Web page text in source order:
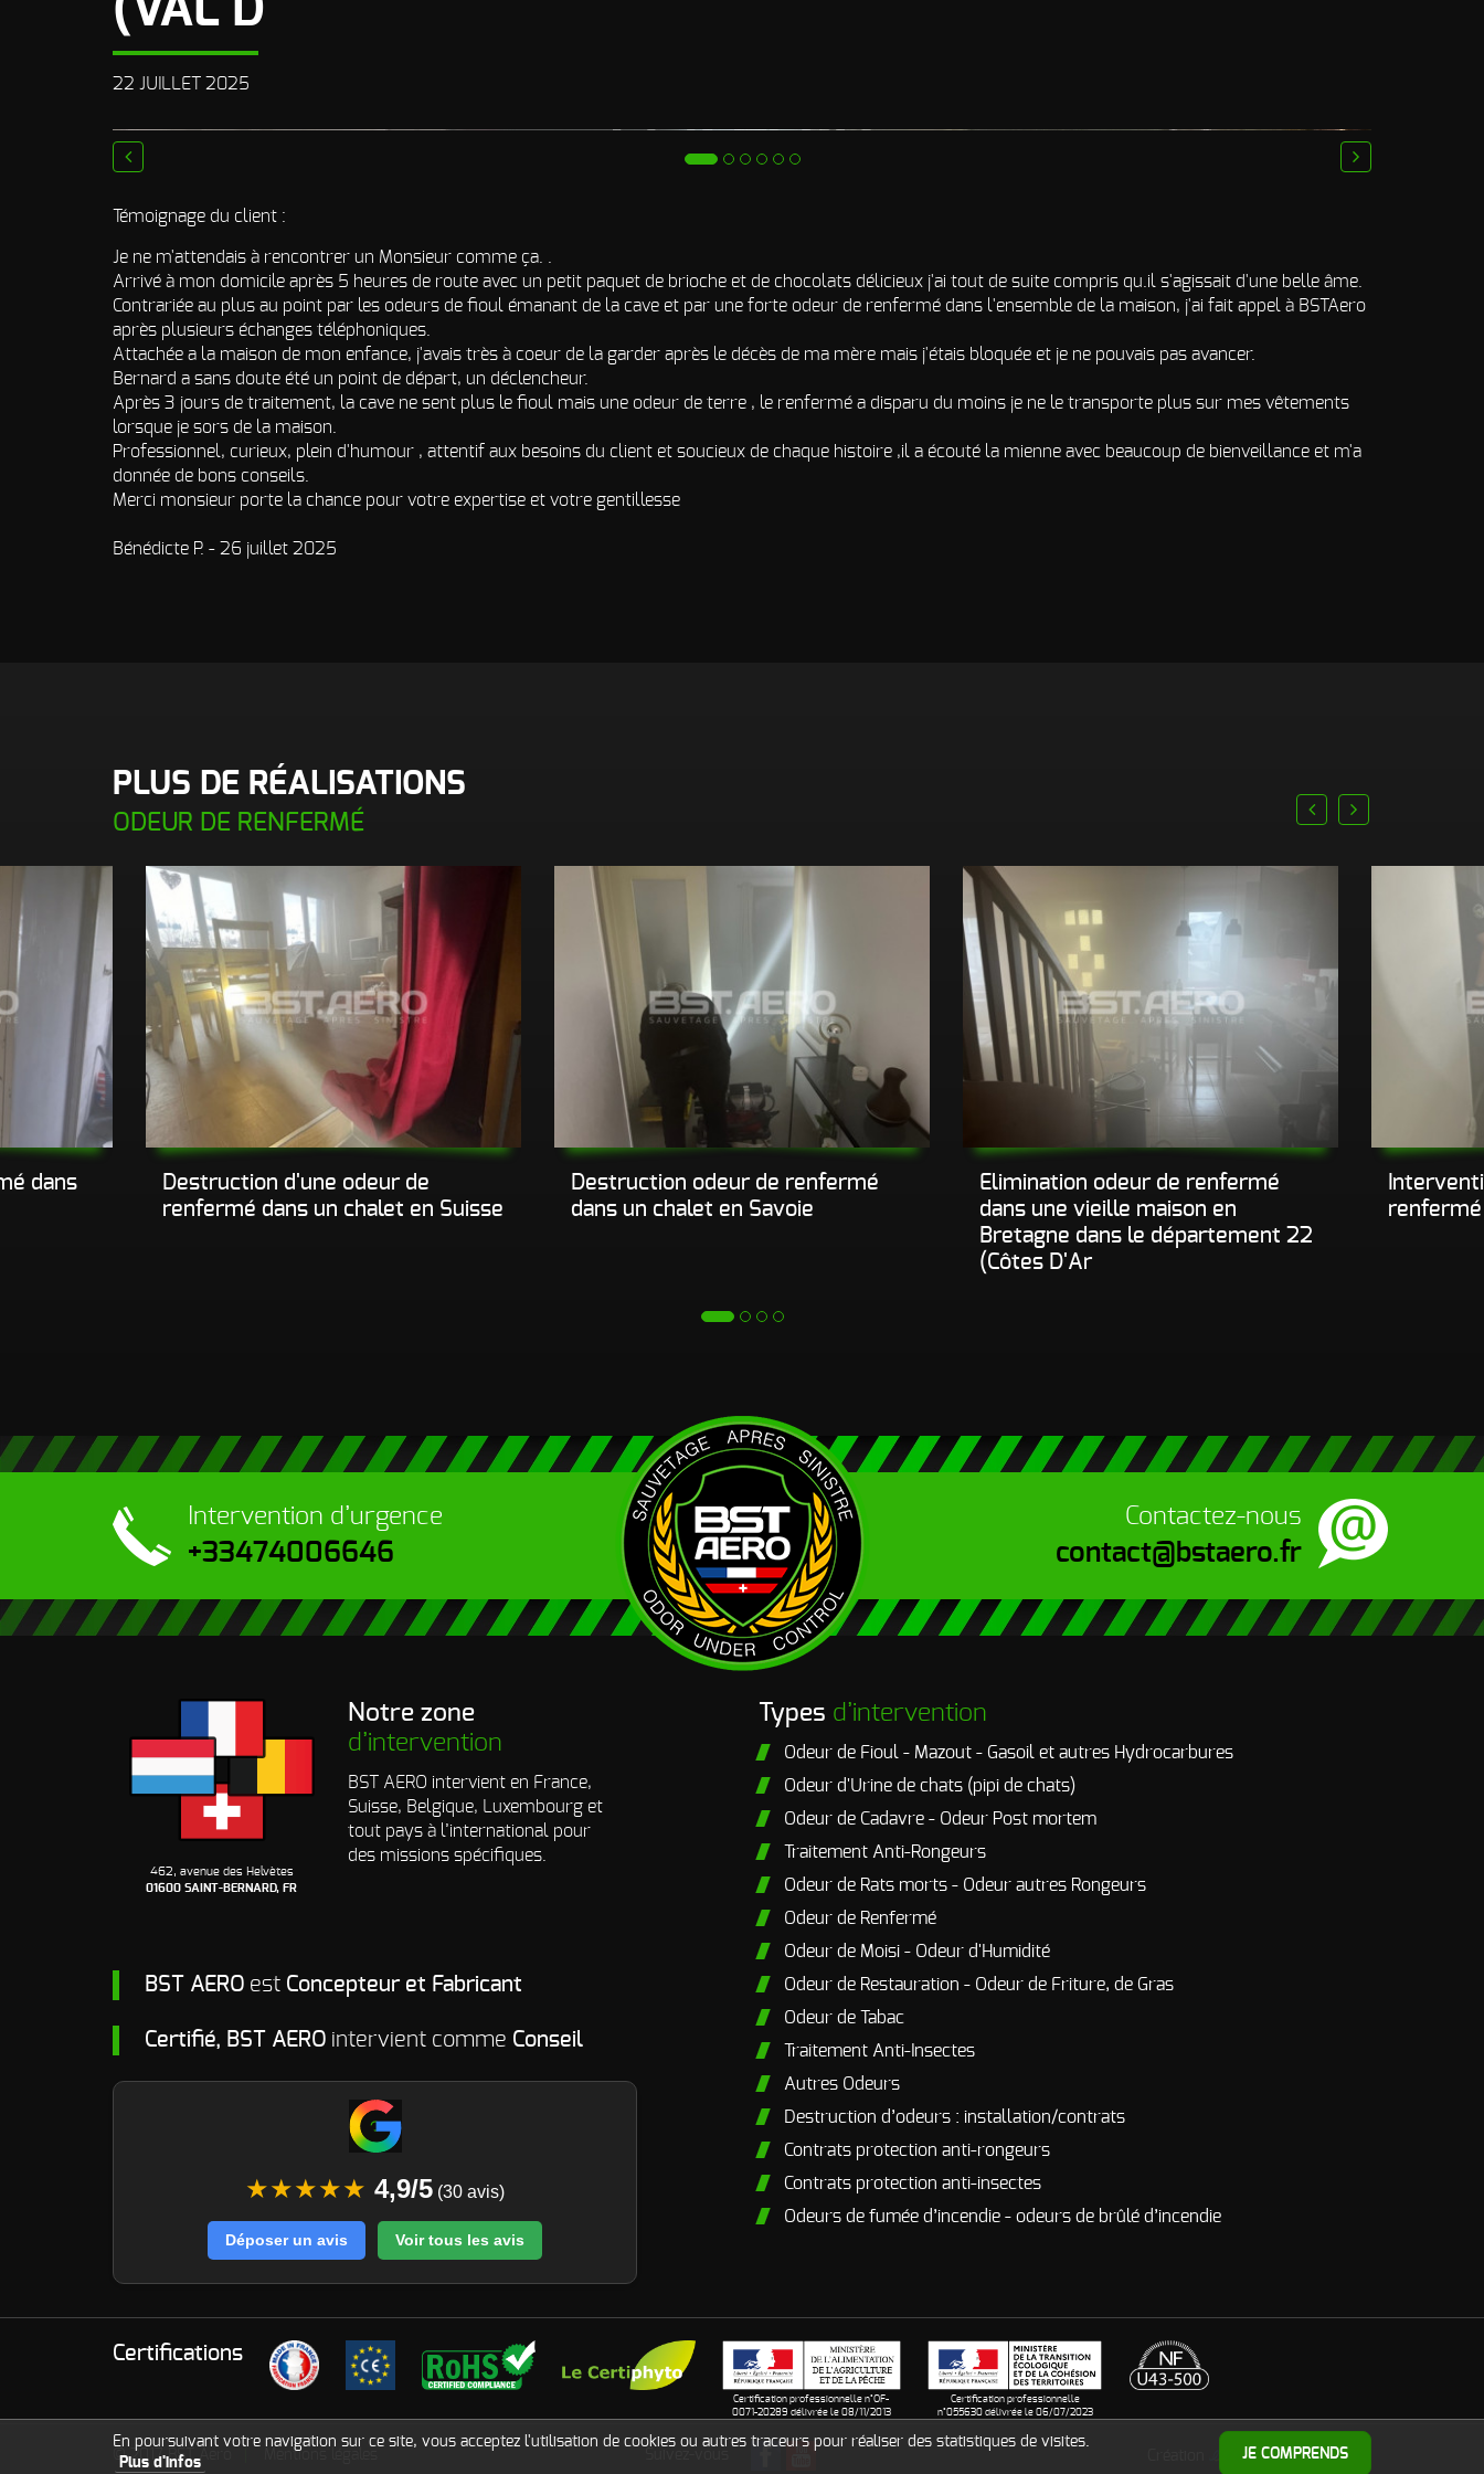
(VAL D
22 JUILLET 2025
Témoignage du client :
Je ne m'attendais à rencontrer un Monsieur comme ça. .
Arrivé à mon domicile après 5 heures de route avec un petit paquet de brioche et de chocolats délicieux j'ai tout de suite compris qu.il s'agissait d'une belle âme.
Contrariée au plus au point par les odeurs de fioul émanant de la cave et par une forte odeur de renfermé dans l'ensemble de la maison, j'ai fait appel à BSTAero
après plusieurs échanges téléphoniques.
Attachée a la maison de mon enfance, j'avais très à coeur de la garder après le décès de ma mère mais j'étais bloquée et je ne pouvais pas avancer.
Bernard a sans doute été un point de départ, un déclencheur.
Après 3 jours de traitement, la cave ne sent plus le fioul mais une odeur de terre , le renfermé a disparu du moins je ne le transporte plus sur mes vêtements
lorsque je sors de la maison.
Professionnel, curieux, plein d'humour , attentif aux besoins du client et soucieux de chaque histoire ,il a écouté la mienne avec beaucoup de bienveillance et m'a
donnée de bons conseils.
Merci monsieur porte la chance pour votre expertise et votre gentillesse
Bénédicte P. - 26 juillet 2025
PLUS DE RÉALISATIONS
ODEUR DE RENFERMÉ
dans
Destruction d'une odeur de
renfermé dans un chalet en Suisse
Destruction odeur de renfermé
dans un chalet en Savoie
Elimination odeur de renfermé
dans une vieille maison en
Bretagne dans le département 22
(Côtes D'Ar
renfermé
Intervention d’urgence
+33474006646
Contactez-nous
contact@bstaero.fr
462, avenue des Helvètes
01600 SAINT-BERNARD, FR
Notre zone
d’intervention
BST AERO intervient en France,
Suisse, Belgique, Luxembourg et
tout pays à l’international pour
des missions spécifiques.
BST AERO est Concepteur et Fabricant
Certifié, BST AERO intervient comme Conseil
★★★★★ 4,9/5 (30 avis)
Déposer un avis Voir tous les avis
Types d’intervention
Odeur de Fioul - Mazout - Gasoil et autres Hydrocarbures
Odeur d'Urine de chats (pipi de chats)
Odeur de Cadavre - Odeur Post mortem
Traitement Anti-Rongeurs
Odeur de Rats morts - Odeur autres Rongeurs
Odeur de Renfermé
Odeur de Moisi - Odeur d'Humidité
Odeur de Restauration - Odeur de Friture, de Gras
Odeur de Tabac
Traitement Anti-Insectes
Autres Odeurs
Destruction d’odeurs : installation/contrats
Contrats protection anti-rongeurs
Contrats protection anti-insectes
Odeurs de fumée d’incendie - odeurs de brûlé d’incendie
Certifications
Certification professionnelle n°OF-
0071-20289 délivrée le 08/11/2013
Certification professionnelle
n°055630 délivrée le 06/07/2023
© 2017BST Aero Mentions légales PMP CONCEPT
En poursuivant votre navigation sur ce site, vous acceptez l'utilisation de cookies ou autres traceurs pour réaliser des statistiques de visites.
Plus d'infos
JE COMPRENDS